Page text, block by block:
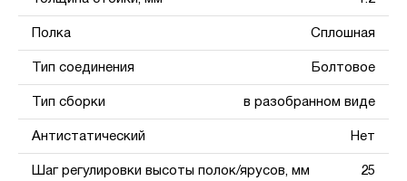
Полка Сплошная
Тип соединения Болтовое
Тип сборки в разобранном виде
Антистатический Нет
Шаг регулировки высоты полок/ярусов, мм 25